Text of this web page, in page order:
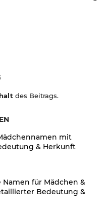
des Beitrags.
mit
& Herkunft
Namen für Mädchen &
Bedeutung &